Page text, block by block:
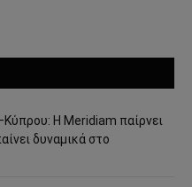
Η Meridiam παίρνει
δυναμικά στο